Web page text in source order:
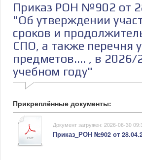
Приказ РОН №902 от
"Об утверждении
сроков и
СПО, а также перечня
предметов.... , в 2026/
учебном году"
Прикреплённые документы:
Документ загружен: 2026-06-30
Приказ_РОН №902 от